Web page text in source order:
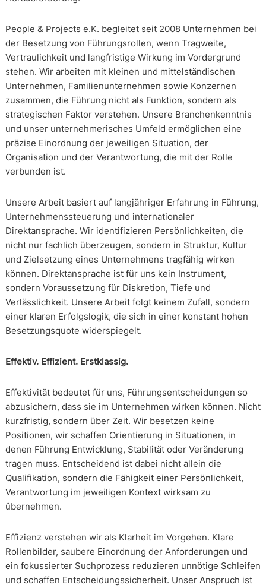
People & Projects e.K. begleitet seit 2008 Unternehmen bei
der Besetzung von Führungsrollen, wenn Tragweite,
Vertraulichkeit und langfristige Wirkung im Vordergrund
stehen. Wir arbeiten mit kleinen und mittelständischen
Unternehmen, Familienunternehmen sowie Konzernen
zusammen, die Führung nicht als Funktion, sondern als
strategischen Faktor verstehen. Unsere Branchenkenntnis
und unser unternehmerisches Umfeld ermöglichen eine
präzise Einordnung der jeweiligen Situation, der
Organisation und der Verantwortung, die mit der Rolle
verbunden ist.
Unsere Arbeit basiert auf langjähriger Erfahrung in Führung,
Unternehmenssteuerung und internationaler
Direktansprache. Wir identifizieren Persönlichkeiten, die
nicht nur fachlich überzeugen, sondern in Struktur, Kultur
und Zielsetzung eines Unternehmens tragfähig wirken
können. Direktansprache ist für uns kein Instrument,
sondern Voraussetzung für Diskretion, Tiefe und
Verlässlichkeit. Unsere Arbeit folgt keinem Zufall, sondern
einer klaren Erfolgslogik, die sich in einer konstant hohen
Besetzungsquote widerspiegelt.
Effektiv. Effizient. Erstklassig.
Effektivität bedeutet für uns, Führungsentscheidungen so
abzusichern, dass sie im Unternehmen wirken können. Nicht
kurzfristig, sondern über Zeit. Wir besetzen keine
Positionen, wir schaffen Orientierung in Situationen, in
denen Führung Entwicklung, Stabilität oder Veränderung
tragen muss. Entscheidend ist dabei nicht allein die
Qualifikation, sondern die Fähigkeit einer Persönlichkeit,
Verantwortung im jeweiligen Kontext wirksam zu
übernehmen.
Effizienz verstehen wir als Klarheit im Vorgehen. Klare
Rollenbilder, saubere Einordnung der Anforderungen und
ein fokussierter Suchprozess reduzieren unnötige Schleifen
und schaffen Entscheidungssicherheit. Unser Anspruch ist